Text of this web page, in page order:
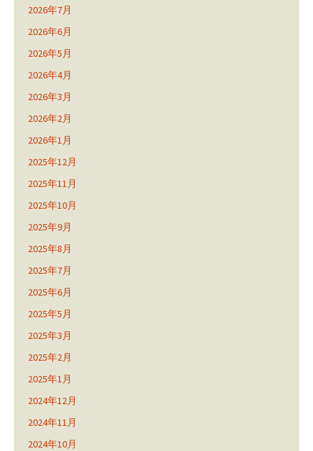
2026年7月
2026年6月
2026年5月
2026年4月
2026年3月
2026年2月
2026年1月
2025年12月
2025年11月
2025年10月
2025年9月
2025年8月
2025年7月
2025年6月
2025年5月
2025年3月
2025年2月
2025年1月
2024年12月
2024年11月
2024年10月